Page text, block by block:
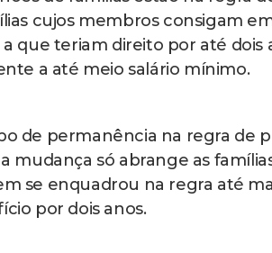
cujos membros consigam
que teriam direito por até
a até meio salário mínimo.
de permanência na regra de
mudança só abrange as
se enquadrou na regra até
por dois anos.